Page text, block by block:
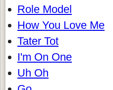
Role Model
How You Love Me
Tater Tot
I'm On One
Uh Oh